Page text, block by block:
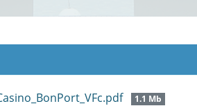
1.1 Mb